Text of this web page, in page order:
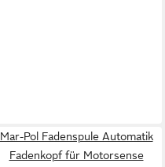
Mar-Pol Fadenspule Automatik
Fadenkopf für Motorsense